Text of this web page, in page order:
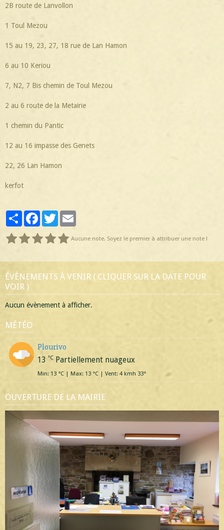
2B route de Lanvollon
1 Toul Mezou
15 au 19, 23, 27, 18 rue de Lan Hamon
6 au 10 Keriou
7, N2, 7 Bis chemin de Toul Mezou
2 au 6 route de la Metairie
1 chemin du Pantic
12 au 16 impasse des Genets
22, 26 Lan Hamon
kerfot
PartagerFacebookTwitter
Aucune note. Soyez le premier à attribuer une note !
ÉVÈNEMENTS À VENIR ( CLIQUER SUR LA DATE POUR
VOIR )
Aucun évènement à afficher.
MÉTÉO
Plourivo
13 °C Partiellement nuageux
Min: 13 °C | Max: 13 °C | Vent: 4 kmh 33°
OUVERTURE DE LA MAIRIE